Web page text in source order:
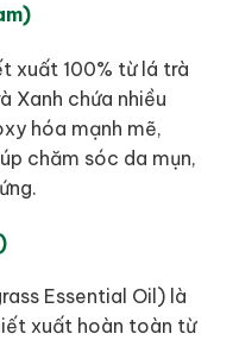
xuất 100% từ lá trà
Xanh chứa nhiều
hóa mạnh mẽ,
chăm sóc da mụn,
Essential Oil) là
xuất hoàn toàn từ